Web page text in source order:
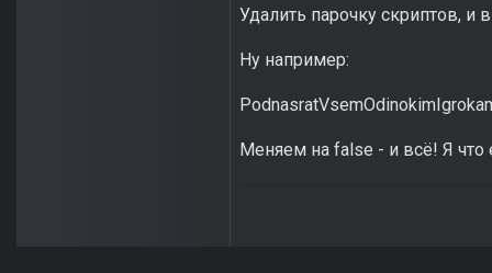
Удалить парочку скриптов, и
Ну например:
Меняем на false - и всё! Я что